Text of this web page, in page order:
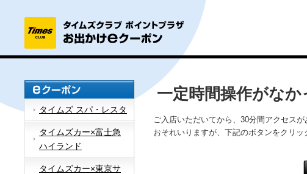
タイムズ スパ・レスタ
タイムズカー×富士急
ハイランド
タイムズカー×東京サ
一定時間操作がな
ご入店いただいてから、30分間アクセス
おそれいりますが、下記のボタンをクリッ